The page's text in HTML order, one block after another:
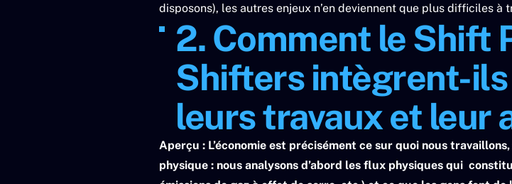
disposons), les autres enjeux n’en deviennent que plus difficiles à
2. Comment le Shift
Shifters intègrent-ils
leurs travaux et leur
Aperçu : L’économie est précisément ce sur quoi nous
physique : nous analysons d’abord les flux physiques qui